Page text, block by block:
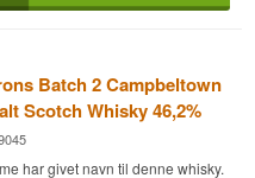
Batch 5 er en Campbeltown
området.
efter The Gauldrons, en
og hver batch
fra regionens destillater i en
Batch 2 Campbeltown
Scotch Whisky 46,2%
har givet navn til denne whisky.